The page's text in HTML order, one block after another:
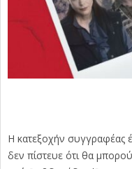
H κατεξοχήν συγγραφέας
δεν πίστευε ότι θα